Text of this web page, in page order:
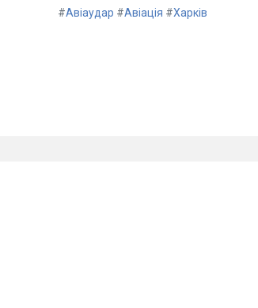
#Авіаудар #Авіація #Харків